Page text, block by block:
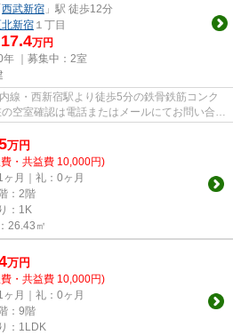
西武新宿 」駅 徒歩12分
北新宿 １丁目
17.4万円
｜募集中： 2室
線・西新宿駅より徒歩5分の鉄骨鉄筋コンク
万円
・共益費 10,000円)
ヶ月｜礼：0ヶ月
：2階
：1K
26.43㎡
万円
・共益費 10,000円)
ヶ月｜礼：0ヶ月
：9階
：1LDK